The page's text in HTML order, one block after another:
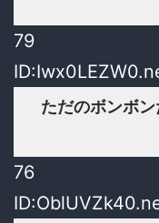
79
ただのボンボン
76